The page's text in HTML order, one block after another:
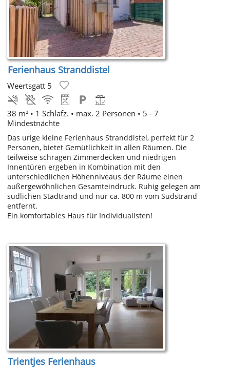
Ferienhaus Stranddistel
Weertsgatt 5
38 m² • 1 Schlafz. • max. 2 Personen • 5 - 7
Mindestnächte
Das urige kleine Ferienhaus Stranddistel, perfekt für 2
Personen, bietet Gemütlichkeit in allen Räumen. Die
teilweise schrägen Zimmerdecken und niedrigen
Innentüren ergeben in Kombination mit den
unterschiedlichen Höhenniveaus der Räume einen
außergewöhnlichen Gesamteindruck. Ruhig gelegen am
südlichen Stadtrand und nur ca. 800 m vom Südstrand
entfernt.
Ein komfortables Haus für Individualisten!
Trientjes Ferienhaus